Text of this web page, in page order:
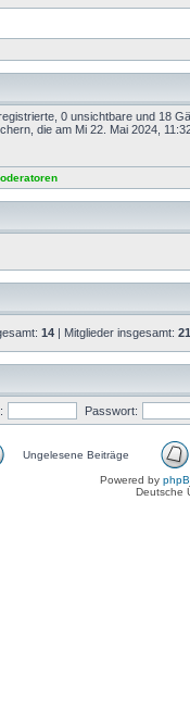
0 unsichtbare und 18
die am Mi 22. Mai 2024,
14 | Mitglieder insgesamt: 21
Passwort:
Ungelesene Beiträge
Powered by
Deutsche